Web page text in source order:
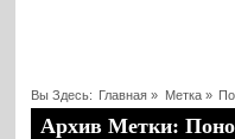
Вы Здесь: Главная » Метка »
Архив Метки: